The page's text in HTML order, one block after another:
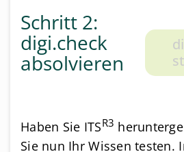
Schritt 2:
digi.check
absolvieren
Haben Sie ITSR3
Sie nun Ihr Wissen testen.